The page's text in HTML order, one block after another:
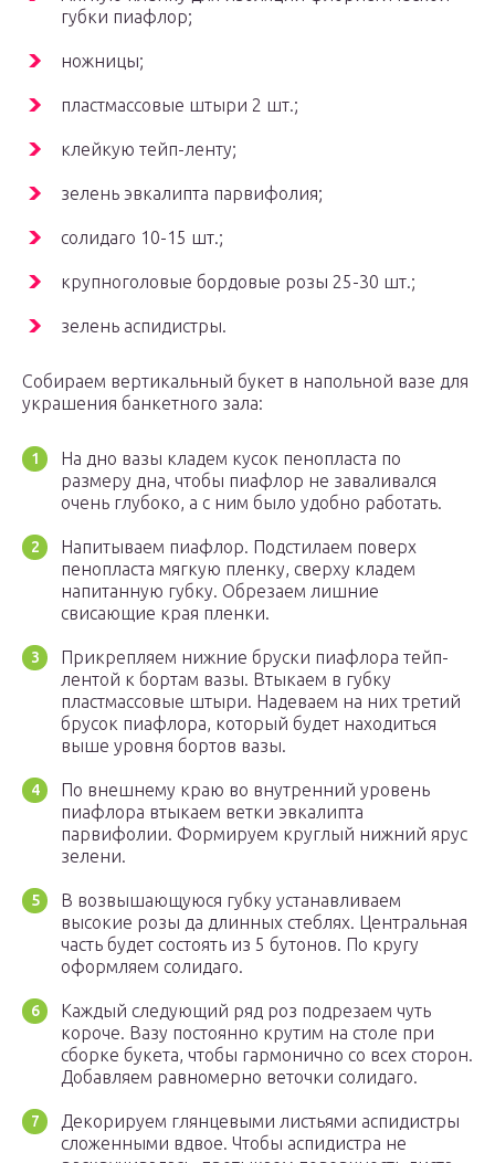
губки пиафлор;
ножницы;
пластмассовые штыри 2 шт.;
клейкую тейп-ленту;
зелень эвкалипта парвифолия;
солидаго 10-15 шт.;
крупноголовые бордовые розы 25-30 шт.;
зелень аспидистры.
Собираем вертикальный букет в напольной вазе для
украшения банкетного зала:
На дно вазы кладем кусок пенопласта по
размеру дна, чтобы пиафлор не заваливался
очень глубоко, а с ним было удобно работать.
Напитываем пиафлор. Подстилаем поверх
пенопласта мягкую пленку, сверху кладем
напитанную губку. Обрезаем лишние
свисающие края пленки.
Прикрепляем нижние бруски пиафлора тейп-
лентой к бортам вазы. Втыкаем в губку
пластмассовые штыри. Надеваем на них третий
брусок пиафлора, который будет находиться
выше уровня бортов вазы.
По внешнему краю во внутренний уровень
пиафлора втыкаем ветки эвкалипта
парвифолии. Формируем круглый нижний ярус
зелени.
В возвышающуюся губку устанавливаем
высокие розы да длинных стеблях. Центральная
часть будет состоять из 5 бутонов. По кругу
оформляем солидаго.
Каждый следующий ряд роз подрезаем чуть
короче. Вазу постоянно крутим на столе при
сборке букета, чтобы гармонично со всех сторон.
Добавляем равномерно веточки солидаго.
Декорируем глянцевыми листьями аспидистры
сложенными вдвое. Чтобы аспидистра не